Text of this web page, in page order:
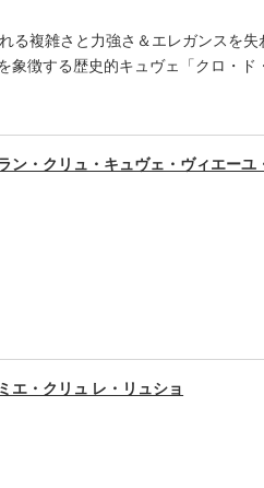
る複雑さと力強さ＆エレガンスを失
象徴する歴史的キュヴェ「クロ・ド
ン・クリュ・キュヴェ・ヴィエーユ
エ・クリュ レ・リュショ